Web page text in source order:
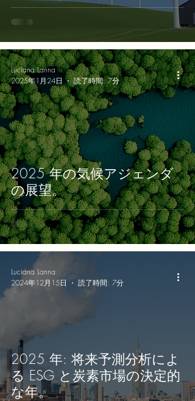
2025 年の気候アジェンダ
の展望。
Luciana Lanna
2025年1月24日
読了時間: 7分
2025 年: 将来予測分析によ
る ESG と炭素市場の決定的
な年。
Luciana Lanna
2024年12月15日
読了時間: 7分